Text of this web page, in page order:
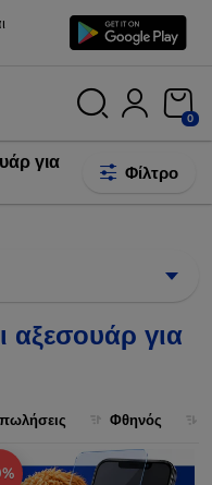
0
για
Φίλτρο
αξεσουάρ για
Φθηνός